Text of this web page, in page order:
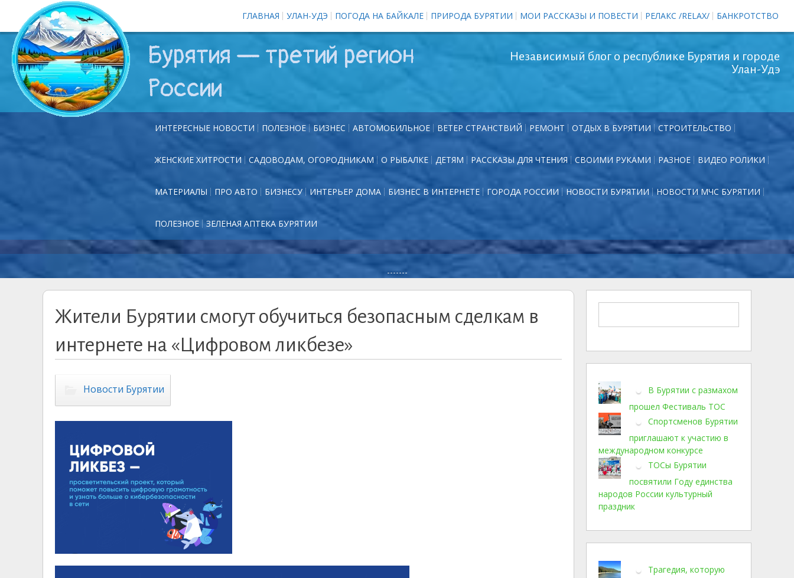
ГЛАВНАЯ УЛАН-УДЭ ПОГОДА НА БАЙКАЛЕ ПРИРОДА БУРЯТИИ МОИ РАССКАЗЫ И ПОВЕСТИ РЕЛАКС /RELAX/ БАНКРОТСТВО
Бурятия — третий регион
России
Независимый блог о республике Бурятия и городе
Улан-Удэ
ИНТЕРЕСНЫЕ НОВОСТИ ПОЛЕЗНОЕ БИЗНЕС АВТОМОБИЛЬНОЕ ВЕТЕР СТРАНСТВИЙ РЕМОНТ ОТДЫХ В БУРЯТИИ СТРОИТЕЛЬСТВО
ЖЕНСКИЕ ХИТРОСТИ САДОВОДАМ, ОГОРОДНИКАМ О РЫБАЛКЕ ДЕТЯМ РАССКАЗЫ ДЛЯ ЧТЕНИЯ СВОИМИ РУКАМИ РАЗНОЕ ВИДЕО РОЛИКИ
МАТЕРИАЛЫ ПРО АВТО БИЗНЕСУ ИНТЕРЬЕР ДОМА БИЗНЕС В ИНТЕРНЕТЕ ГОРОДА РОССИИ НОВОСТИ БУРЯТИИ НОВОСТИ МЧС БУРЯТИИ
ПОЛЕЗНОЕ ЗЕЛЕНАЯ АПТЕКА БУРЯТИИ
-------
Жители Бурятии смогут обучиться безопасным сделкам в
интернете на «Цифровом ликбезе»
Новости Бурятии
В Бурятии с размахом
прошел Фестиваль ТОС
Спортсменов Бурятии
приглашают к участию в
международном конкурсе
ТОСы Бурятии
посвятили Году единства
народов России культурный
праздник
Трагедия, которую